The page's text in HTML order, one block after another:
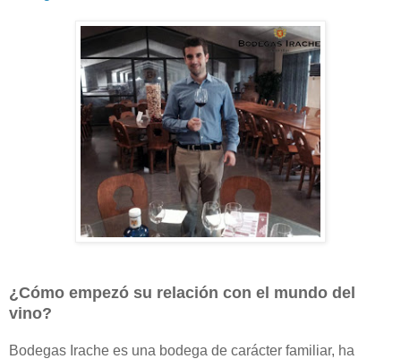
¿Cómo empezó su relación con el mundo del
vino?
Bodegas Irache es una bodega de carácter familiar, ha